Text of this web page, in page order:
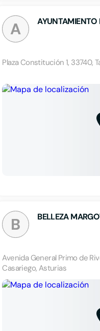
A AYUNTAMIENTO
Plaza Constitución 1, 33740,
B BELLEZA
Avenida General Primo de
Casariego, Asturias